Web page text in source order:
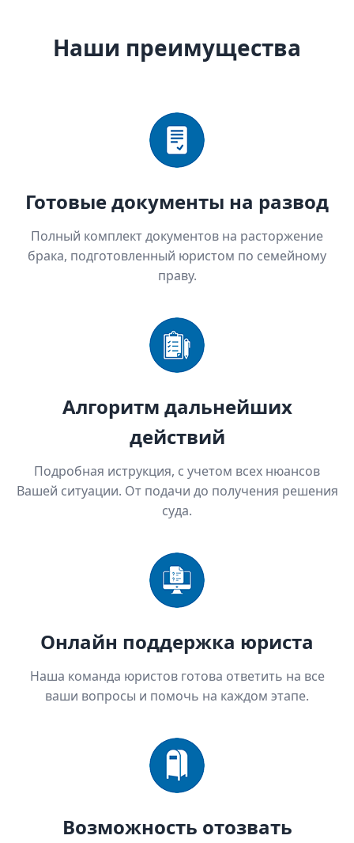
Наши преимущества
Готовые документы на развод
Полный комплект документов на расторжение
брака, подготовленный юристом по семейному
праву.
Алгоритм дальнейших
действий
Подробная иструкция, с учетом всех нюансов
Вашей ситуации. От подачи до получения решения
суда.
Онлайн поддержка юриста
Наша команда юристов готова ответить на все
ваши вопросы и помочь на каждом этапе.
Возможность отозвать